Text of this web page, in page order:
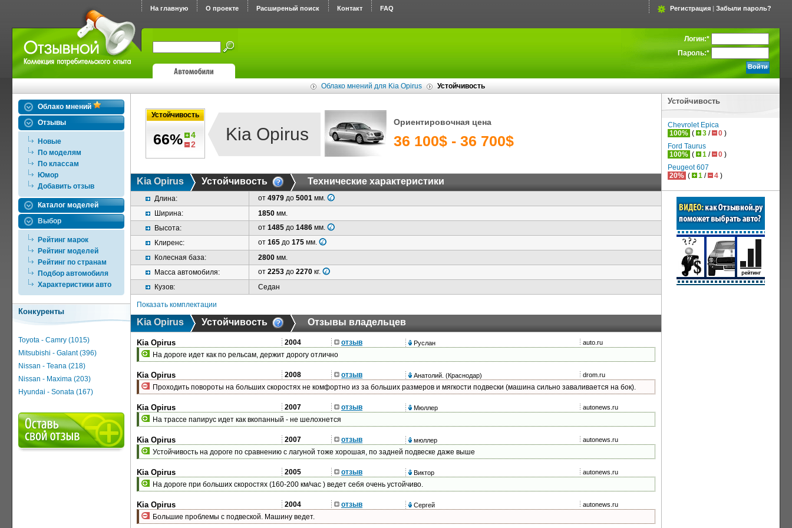
На главную О проекте Расширеный поиск Контакт FAQ Регистрация | Забыли пароль?
Логин:*
Пароль:*
Облако мнений для Kia Opirus Устойчивость
Облако мнений
Отзывы
Новые
По моделям
По классам
Юмор
Добавить отзыв
Каталог моделей
Выбор
Рейтинг марок
Рейтинг моделей
Рейтинг по странам
Подбор автомобиля
Характеристики авто
Конкуренты
Toyota - Camry (1015)
Mitsubishi - Galant (396)
Nissan - Teana (218)
Nissan - Maxima (203)
Hyundai - Sonata (167)
Устойчивость
66%
4
2
Kia Opirus
Ориентировочная цена
36 100$ - 36 700$
Kia Opirus Устойчивость Технические характеристики
Длина: от 4979 до 5001 мм.
Ширина:
1850 мм.
Высота:
от 1485 до 1486 мм.
Клиренс:
от 165 до 175 мм.
Колесная база:
2800 мм.
Масса автомобиля:
от 2253 до 2270 кг.
Кузов:
Седан
Показать комплектации
Kia Opirus Устойчивость Отзывы владельцев
Kia Opirus 2004 отзыв Руслан auto.ru
На дороге идет как по рельсам, держит дорогу отлично
Kia Opirus 2008 отзыв Анатолий. (Краснодар) drom.ru
Проходить повороты на больших скоростях не комфортно из за больших размеров и мягкости подвески (машина сильно заваливается на бок).
Kia Opirus 2007 отзыв Мюллер autonews.ru
На трассе папирус идет как вкопанный - не шелохнется
Kia Opirus 2007 отзыв мюллер autonews.ru
Устойчивость на дороге по сравнению с лагуной тоже хорошая, по задней подвеске даже выше
Kia Opirus 2005 отзыв Виктор autonews.ru
На дороге при больших скоростях (160-200 км/час ) ведет себя очень устойчиво.
Kia Opirus 2004 отзыв Сергей autonews.ru
Большие проблемы с подвеской. Машину ведет.
Устойчивость
Chevrolet Epica
100% ( 3 / 0 )
Ford Taurus
100% ( 1 / 0 )
Peugeot 607
20% ( 1 / 4 )